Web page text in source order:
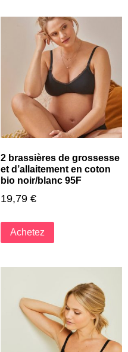
2 brassières de grossesse
et d’allaitement en coton
bio noir/blanc 95F
19,79 €
Achetez